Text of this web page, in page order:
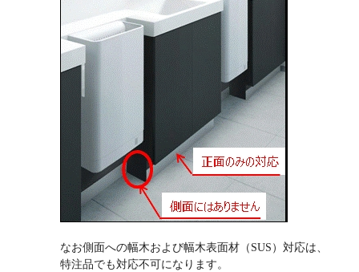
なお側面への幅木および幅木表面材（SUS）対応は、
特注品でも対応不可になります。